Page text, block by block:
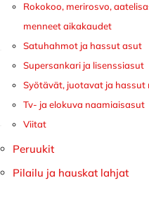
Rokokoo, merirosvo,
menneet aikakaudet
Satuhahmot ja hassut asut
Supersankari ja lisenssiasut
Syötävät, juotavat ja hassut
Tv- ja elokuva naamiaisasut
Viitat
Peruukit
Pilailu ja hauskat lahjat